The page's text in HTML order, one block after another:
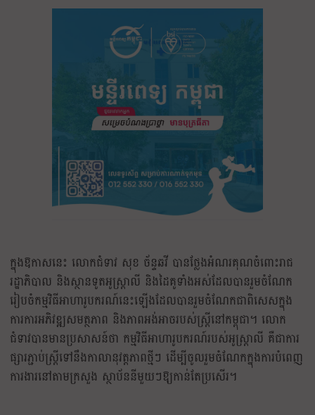
ក្នុងឱកាសនេះ លោកជំទាវ សុខ ច័ន្ទឆវី បានថ្លែងអំណរគុណចំពោះរាជ
រដ្ឋាភិបាល និងស្ថានទូតអូស្ត្រាលី និងដៃគូទាំងអស់ដែលបានរួមចំណែក
រៀបចំកម្មវិធីអាហារូបករណ៍នេះឡើងដែលបានរួមចំណែកជាពិសេសក្នុង
ការការអភិវឌ្ឍសមត្ថភាព និងភាពអង់អាចរបស់ស្ត្រីនៅកម្ពុជា។ លោក
ជំទាវបានមានប្រសាសន៍ថា កម្មវិធីអាហារូបករណ៍របស់អូស្ត្រាលី គឺជាការ
ផ្សារភ្ជាប់ស្ត្រីទៅនឹងកាលានុវត្តភាពថ្មីៗ ដើម្បីចូលរួមចំណែកក្នុងការបំពេញ
ការងារនៅតាមក្រសួង ស្ថាប័ននីមួយៗឱ្យកាន់តែប្រសើរ។